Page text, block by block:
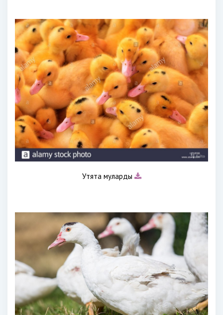
Утята муларды